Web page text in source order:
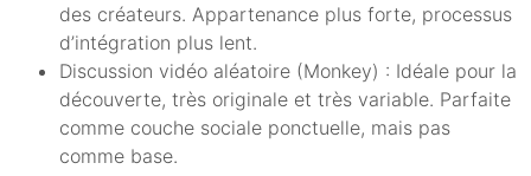
des créateurs. Appartenance plus forte, processus
d’intégration plus lent.
Discussion vidéo aléatoire (Monkey) : Idéale pour la
découverte, très originale et très variable. Parfaite
comme couche sociale ponctuelle, mais pas
comme base.